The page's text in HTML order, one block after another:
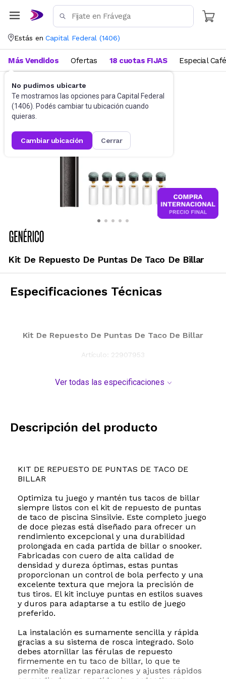
Estás en Capital Federal (1406)
No pudimos ubicarte
Te mostramos las opciones para Capital Federal
(1406). Podés cambiar tu ubicación cuando
quieras.
cambiar ubicación cerrar
Más Vendidos Ofertas 18 cuotas FIJAS Especial Café
Deportes y fitness
Kit De Repuesto De Puntas De Taco De Billar
Especificaciones Técnicas
Kit De Repuesto De Puntas De Taco De Billar
Artículo: 22907953
Ver todas las especificaciones
Descripción del producto
KIT DE REPUESTO DE PUNTAS DE TACO DE
BILLAR
Optimiza tu juego y mantén tus tacos de billar
siempre listos con el kit de repuesto de puntas
de taco de piscina Sinsilvie. Este completo juego
de doce piezas está diseñado para ofrecer un
rendimiento excepcional y una durabilidad
prolongada en cada partida de billar o snooker.
Fabricadas con cuero de alta calidad de
densidad y dureza óptimas, estas puntas
proporcionan un control de bola perfecto y una
excelente textura que mejora la precisión de
tus tiros. El kit incluye puntas en estilos suaves
y duros para adaptarse a tu estilo de juego
preferido.
La instalación es sumamente sencilla y rápida
gracias a su sistema de rosca integrado. Solo
debes atornillar las férulas de repuesto
firmemente en tu taco de billar, lo que te
permite realizar reparaciones y ajustes rápidos